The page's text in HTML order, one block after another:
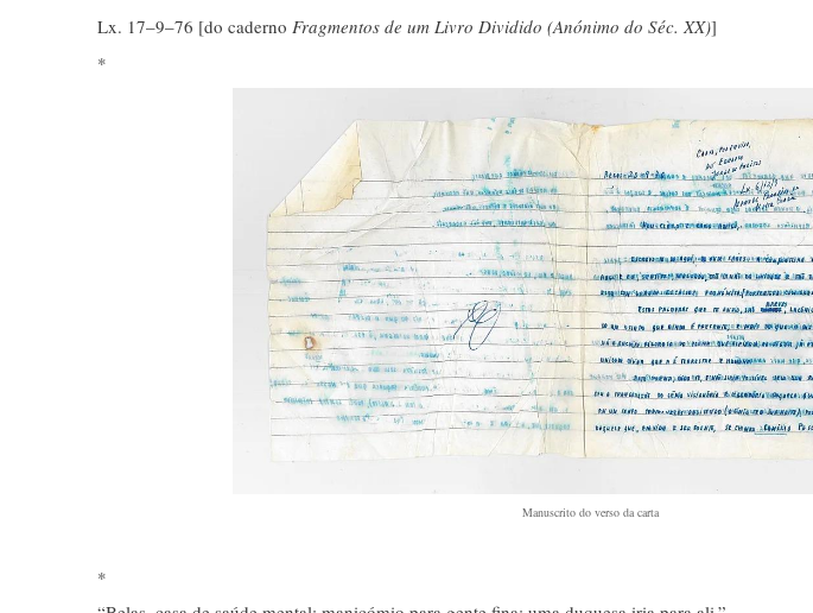
Lx. 17–9–76 [do caderno Fragmentos de um Livro Dividido (Anónimo do Séc. XX)]
*
Manuscrito do verso da carta
*